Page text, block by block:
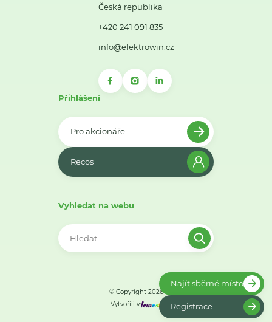
Česká republika
+420 241 091 835
info@elektrowin.cz
Přihlášení
Pro akcionáře
Recos
Vyhledat na webu
© Copyright 2026
Vytvořili v:
Najít sběrné místo
Registrace